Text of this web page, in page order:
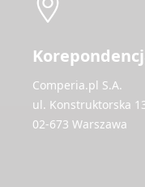
Comperia.pl S.A.
ul. Konstruktorska
02-673 Warszawa